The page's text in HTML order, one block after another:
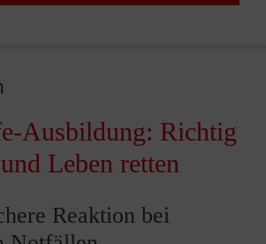
Ausbildung: Richtig
Leben retten
Reaktion bei